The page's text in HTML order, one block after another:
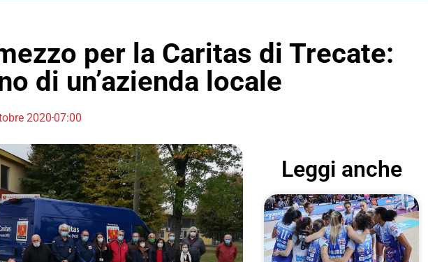
per la Caritas di Trecate:
di un’azienda locale
202007:00
Leggi anche